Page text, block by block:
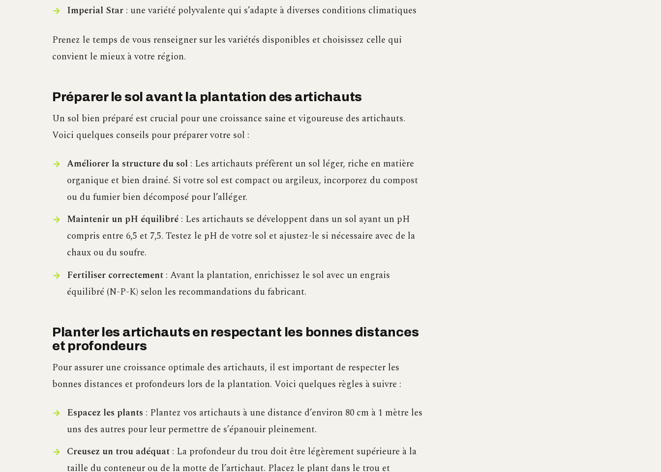
Imperial Star: une variété polyvalente qui s’adapte à diverses conditions climatiques
Prenez le temps de vous renseigner sur les variétés disponibles et choisissez celle qui
convient le mieux à votre région.
Préparer le sol avant la plantation des artichauts
Un sol bien préparé est crucial pour une croissance saine et vigoureuse des artichauts.
Voici quelques conseils pour préparer votre sol :
Améliorer la structure du sol: Les artichauts préfèrent un sol léger, riche en matière
organique et bien drainé. Si votre sol est compact ou argileux, incorporez du compost
ou du fumier bien décomposé pour l’alléger.
Maintenir un pH équilibré: Les artichauts se développent dans un sol ayant un pH
compris entre 6,5 et 7,5. Testez le pH de votre sol et ajustez-le si nécessaire avec de la
chaux ou du soufre.
Fertiliser correctement: Avant la plantation, enrichissez le sol avec un engrais
équilibré (N-P-K) selon les recommandations du fabricant.
Planter les artichauts en respectant les bonnes distances
et profondeurs
Pour assurer une croissance optimale des artichauts, il est important de respecter les
bonnes distances et profondeurs lors de la plantation. Voici quelques règles à suivre :
Espacez les plants : Plantez vos artichauts à une distance d’environ 80 cm à 1 mètre les
uns des autres pour leur permettre de s’épanouir pleinement.
Creusez un trou adéquat: La profondeur du trou doit être légèrement supérieure à la
taille du conteneur ou de la motte de l’artichaut. Placez le plant dans le trou et